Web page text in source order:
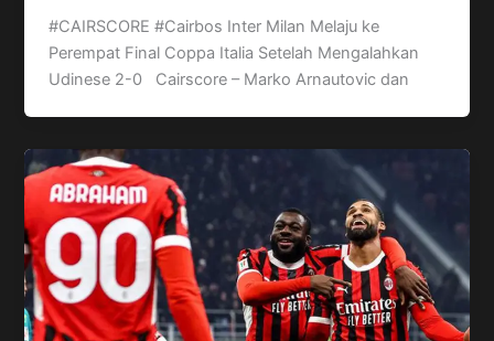
#CAIRSCORE #Cairbos Inter Milan Melaju ke
Perempat Final Coppa Italia Setelah Mengalahkan
Udinese 2-0 Cairscore – Marko Arnautovic dan